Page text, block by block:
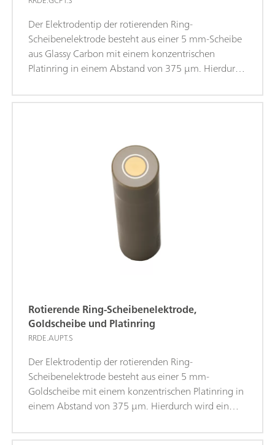
Der Elektrodentip der rotierenden Ring-
Scheibenelektrode besteht aus einer 5 mm-Scheibe
aus Glassy Carbon mit einem konzentrischen
Platinring in einem Abstand von 375 µm. Hierdurch
24,9 % erreicht.
Rotierende Ring-Scheibenelektrode,
Goldscheibe und Platinring
RRDE.AUPT.S
Der Elektrodentip der rotierenden Ring-
Scheibenelektrode besteht aus einer 5 mm-
Goldscheibe mit einem konzentrischen Platinring in
einem Abstand von 375 µm. Hierdurch wird ein
erreicht.